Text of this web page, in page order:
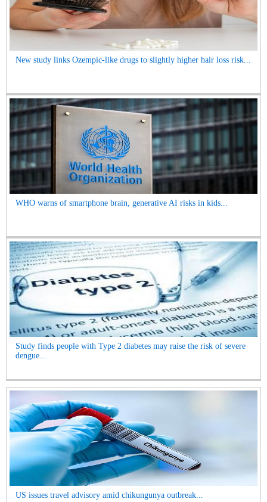
New study links Ozempic-like drugs to slightly higher hair loss risk...
WHO warns of smartphone brain, generative AI risks in kids...
Study finds people with Type 2 diabetes may raise the risk of severe
dengue...
US issues travel advisory amid chikungunya outbreak...